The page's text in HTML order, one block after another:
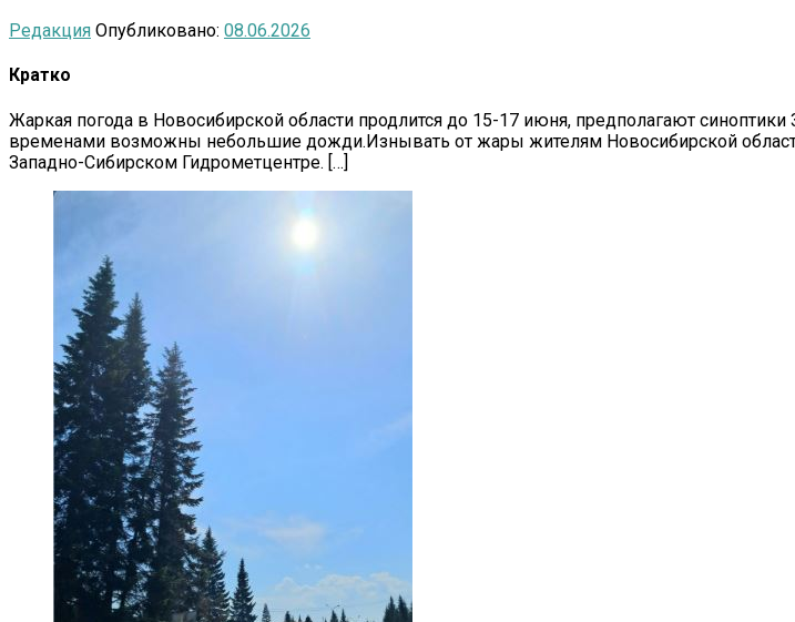
Редакция Опубликовано: 08.06.2026
Кратко
Жаркая погода в Новосибирской области продлится до 15-17 июня, предполагают
временами возможны небольшие дожди.Изнывать от жары жителям Новосибирской
Западно-Сибирском Гидрометцентре. […]